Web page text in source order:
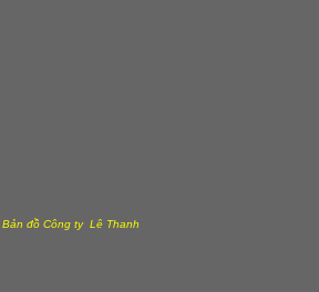
Bản đồ Công ty Lê Thanh